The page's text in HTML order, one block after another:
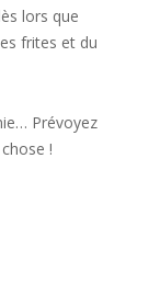
lors que
frites et du
Prévoyez
!